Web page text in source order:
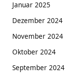
Januar 2025
Dezember 2024
November 2024
Oktober 2024
September 2024